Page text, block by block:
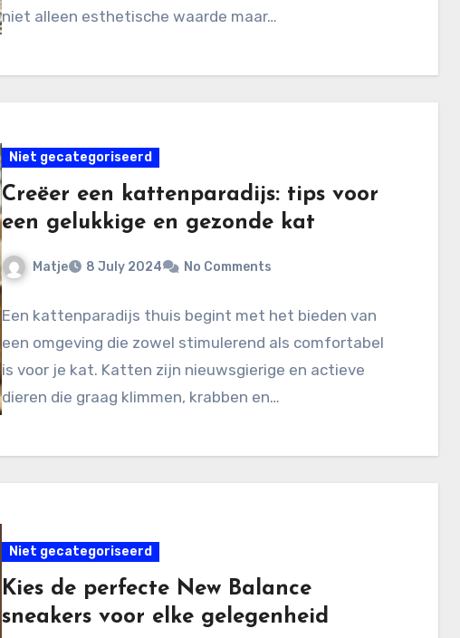
niet alleen esthetische waarde maar…
Niet gecategoriseerd
Creëer een kattenparadijs: tips voor
een gelukkige en gezonde kat
Matje 8 July 2024 No Comments
Een kattenparadijs thuis begint met het bieden van
een omgeving die zowel stimulerend als comfortabel
is voor je kat. Katten zijn nieuwsgierige en actieve
dieren die graag klimmen, krabben en…
Niet gecategoriseerd
Kies de perfecte New Balance
sneakers voor elke gelegenheid